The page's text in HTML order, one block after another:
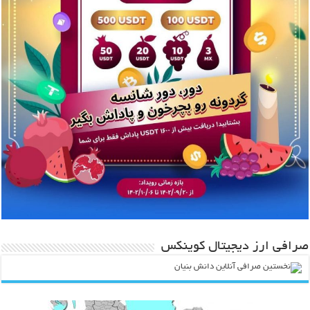
صرافی ارز دیجیتال کوینکس